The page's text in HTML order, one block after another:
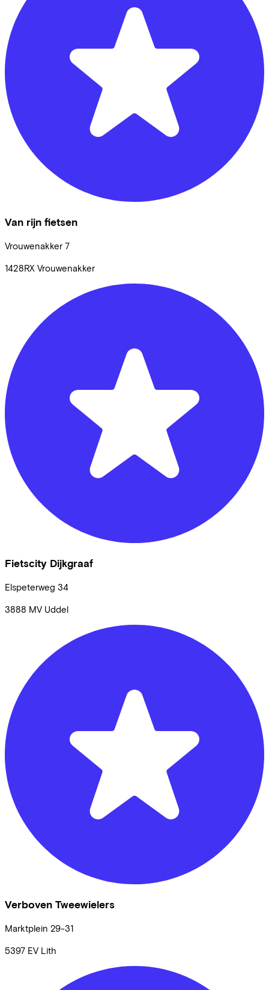
Van rijn fietsen
Vrouwenakker 7
1428RX Vrouwenakker
Fietscity Dijkgraaf
Elspeterweg 34
3888 MV Uddel
Verboven Tweewielers
Marktplein 29-31
5397 EV Lith